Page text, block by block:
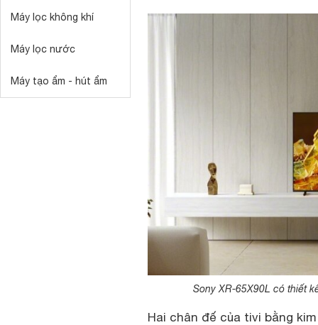
Máy lọc không khí
Máy lọc nước
Máy tạo ẩm - hút ẩm
Sony XR-65X90L có thiết
Hai chân đế của tivi bằng